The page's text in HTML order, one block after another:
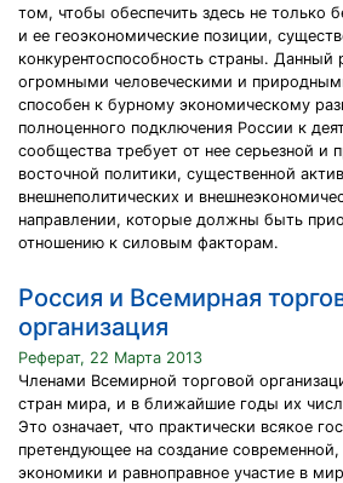
том, чтобы обеспечить здесь не только
и ее геоэкономические позиции,
конкурентоспособность страны. Данный
огромными человеческими и
способен к бурному экономическому
полноценного подключения России к
сообщества требует от нее серьезной и
восточной политики, существенной
внешнеполитических и
направлении, которые должны быть
отношению к силовым факторам.
Россия и Всемирная
организация
Реферат, 22 Марта 2013
Членами Всемирной торговой
стран мира, и в ближайшие годы их
Это означает, что практически всякое
претендующее на создание
экономики и равноправное участие в